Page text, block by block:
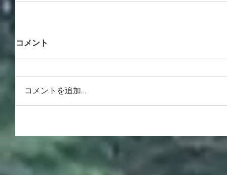
コメント
コメントを追加…